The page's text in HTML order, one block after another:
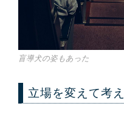
盲導犬の姿もあった
立場を変えて考